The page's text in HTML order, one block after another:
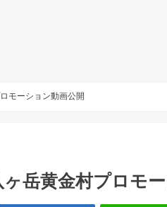
モーション動画公開
岳黄金村プロモ